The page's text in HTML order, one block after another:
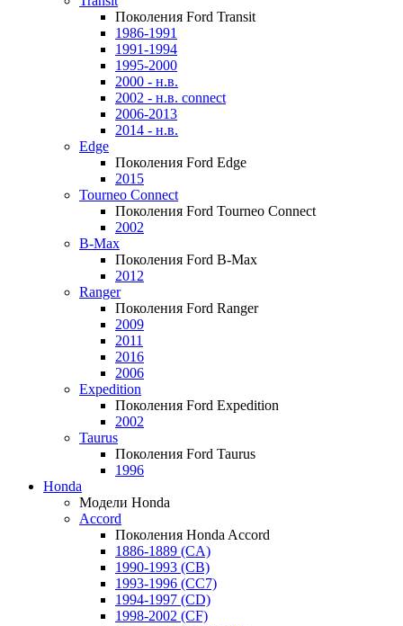
Поколения Ford Transit
1986-1991
1991-1994
1995-2000
2000 - н.в.
2002 - н.в. connect
2006-2013
2014 - н.в.
Edge
Поколения Ford Edge
2015
Tourneo Connect
Поколения Ford Tourneo Connect
2002
B-Max
Поколения Ford B-Max
2012
Ranger
Поколения Ford Ranger
2009
2011
2016
2006
Expedition
Поколения Ford Expedition
2002
Taurus
Поколения Ford Taurus
1996
Honda
Модели Honda
Accord
Поколения Honda Accord
1886-1889 (CA)
1990-1993 (CB)
1993-1996 (CC7)
1994-1997 (CD)
1998-2002 (CF)